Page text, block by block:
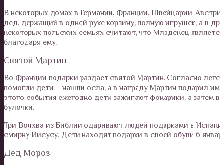
В некоторых домах в Германии, Франции, Швейцарии,
дед, держащий в одной руке корзину, полную игрушек, а в
некоторых польских семьях считают, что Младенец
благодаря ему.
Святой Мартин
Во Франции подарки раздает святой Мартин. Согласно
помогли дети – нашли осла, а в награду Мартин подарил
этого события ежегодно дети зажигают фонарики, а
булочки.
Три Волхва из Библии одаривают людей подарками в
смирну Иисусу. Дети находят подарки в своей обуви 6
Дед Мороз